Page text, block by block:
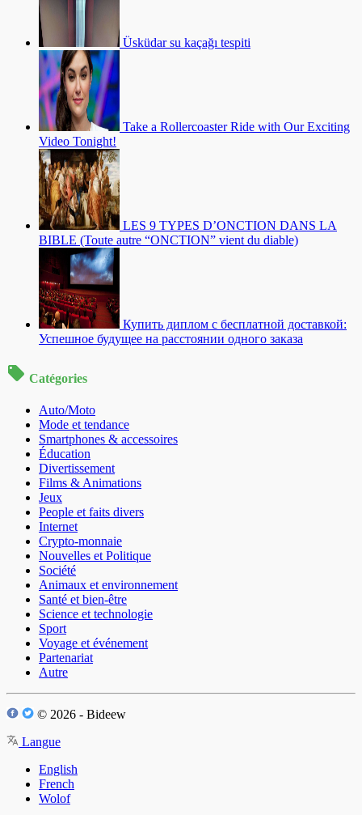
Üsküdar su kaçağı tespiti
Take a Rollercoaster Ride with Our Exciting
Video Tonight!
LES 9 TYPES D’ONCTION DANS LA
BIBLE (Toute autre “ONCTION” vient du diable)
Купить диплом с бесплатной доставкой:
Успешное будущее на расстоянии одного заказа
Catégories
Auto/Moto
Mode et tendance
Smartphones & accessoires
Éducation
Divertissement
Films & Animations
Jeux
People et faits divers
Internet
Crypto-monnaie
Nouvelles et Politique
Société
Animaux et environnement
Santé et bien-être
Science et technologie
Sport
Voyage et événement
Partenariat
Autre
© 2026 - Bideew
Langue
English
French
Wolof